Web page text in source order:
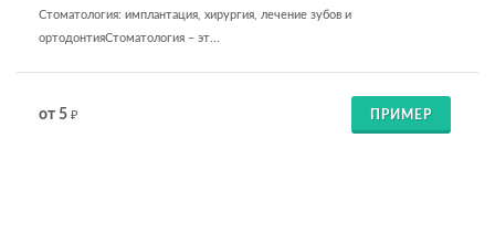
Стоматология: имплантация, хирургия, лечение зубов и
ортодонтияСтоматология – эт...
от 5 ₽ ПРИМЕР